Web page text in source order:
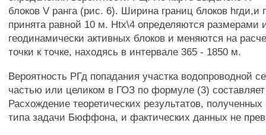
блоков V ранга (рис. 6). Ширина границ блоков hгди,и
принята равной 10 м. Htx\4 определяются
геодинамически активных блоков и меняются на
точки к точке, находясь в интервале 365 - 1850 м.
Вероятность РГд попадания участка водопроводной
частью или целиком в ГОЗ по формуле (3)
Расхождение теоретических результатов,
типа задачи Бюффона, и фактических данных не